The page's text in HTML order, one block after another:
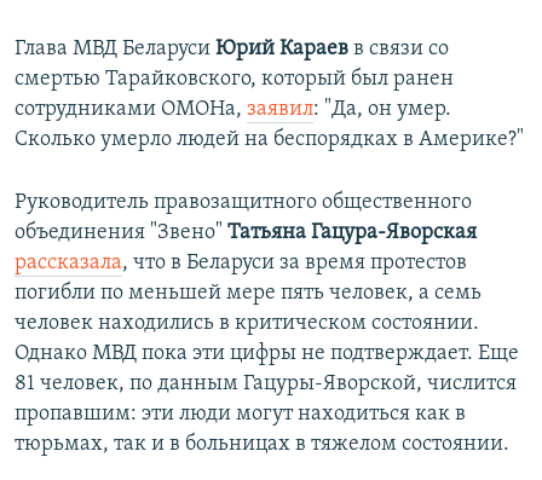
с
л
а
й
л
а
й
д
Глава МВД Беларуси Юрий Караев в связи со
смертью Тарайковского, который был ранен
сотрудниками ОМОНа, заявил: "Да, он умер.
Сколько умерло людей на беспорядках в Америке?"
Руководитель правозащитного общественного
объединения "Звено" Татьяна Гацура-Яворская
рассказала, что в Беларуси за время протестов
погибли по меньшей мере пять человек, а семь
человек находились в критическом состоянии.
Однако МВД пока эти цифры не подтверждает. Еще
81 человек, по данным Гацуры-Яворской, числится
пропавшим: эти люди могут находиться как в
тюрьмах, так и в больницах в тяжелом состоянии.